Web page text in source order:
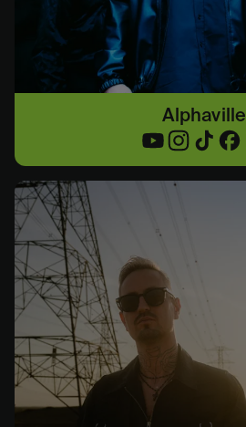
Alphaville